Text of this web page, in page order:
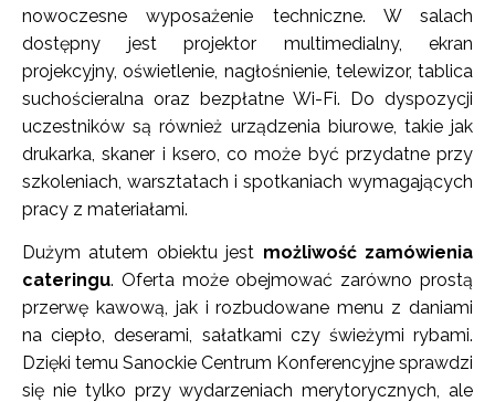
nowoczesne wyposażenie techniczne. W salach
dostępny jest projektor multimedialny, ekran
projekcyjny, oświetlenie, nagłośnienie, telewizor, tablica
suchościeralna oraz bezpłatne Wi-Fi. Do dyspozycji
uczestników są również urządzenia biurowe, takie jak
drukarka, skaner i ksero, co może być przydatne przy
szkoleniach, warsztatach i spotkaniach wymagających
pracy z materiałami.
Dużym atutem obiektu jest możliwość zamówienia
cateringu. Oferta może obejmować zarówno prostą
przerwę kawową, jak i rozbudowane menu z daniami
na ciepło, deserami, sałatkami czy świeżymi rybami.
Dzięki temu Sanockie Centrum Konferencyjne sprawdzi
się nie tylko przy wydarzeniach merytorycznych, ale